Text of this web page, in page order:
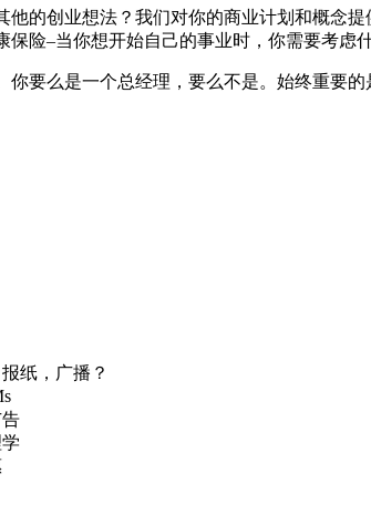
他的创业想法？我们对你的商业计划和概念
险–当你想开始自己的事业时，你需要考虑
要么是一个总经理，要么不是。始终重要
纸，广播？